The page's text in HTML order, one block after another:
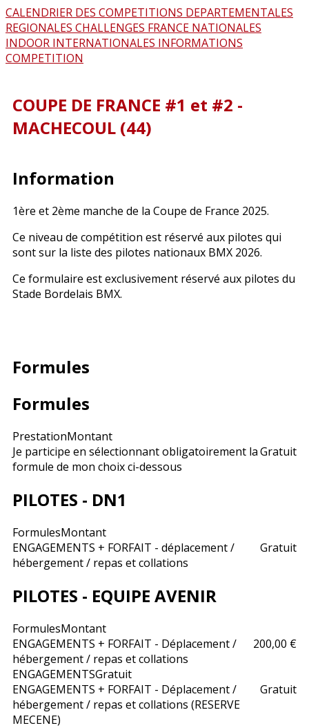
CALENDRIER DES COMPETITIONS DEPARTEMENTALES
REGIONALES CHALLENGES FRANCE NATIONALES
INDOOR INTERNATIONALES INFORMATIONS
COMPETITION
COUPE DE FRANCE #1 et #2 -
MACHECOUL (44)
Information
1ère et 2ème manche de la Coupe de France 2025.
Ce niveau de compétition est réservé aux pilotes qui
sont sur la liste des pilotes nationaux BMX 2026.
Ce formulaire est exclusivement réservé aux pilotes du
Stade Bordelais BMX.
Formules
Formules
PrestationMontant
Je participe en sélectionnant obligatoirement la
formule de mon choix ci-dessous
Gratuit
PILOTES - DN1
FormulesMontant
ENGAGEMENTS + FORFAIT - déplacement /
hébergement / repas et collations
Gratuit
PILOTES - EQUIPE AVENIR
FormulesMontant
ENGAGEMENTS + FORFAIT - Déplacement /
hébergement / repas et collations
200,00 €
ENGAGEMENTSGratuit
ENGAGEMENTS + FORFAIT - Déplacement /
hébergement / repas et collations (RESERVE
MECENE)
Gratuit